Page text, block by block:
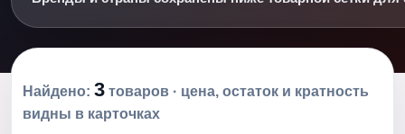
Найдено: 3 товаров · цена, остаток и кратность
видны в карточках